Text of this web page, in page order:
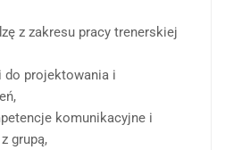
z zakresu pracy trenerskiej
do projektowania i
komunikacyjne i
grupą,